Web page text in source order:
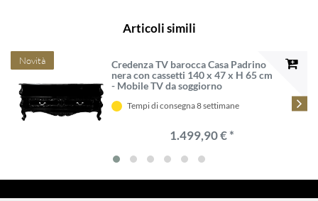
Articoli simili
Novità
Credenza TV barocca Casa Padrino
nera con cassetti 140 x 47 x H 65 cm
- Mobile TV da soggiorno
Tempi di consegna 8 settimane
1.499,90 € *